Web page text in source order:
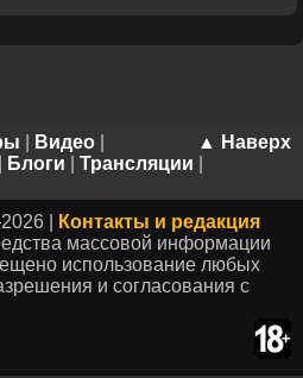
▲ Наверх
Видео
Блоги Трансляции
|
Контакты и редакция
массовой информации
использование любых
и согласования с